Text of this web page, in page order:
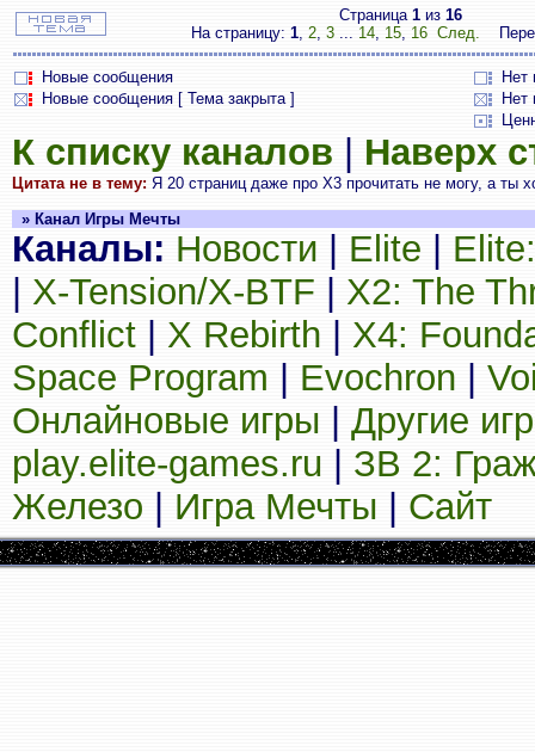
Страница 1из 16
На страницу: 1, 2, 3 ... 14, 15, 16 След.
Новые сообщения
Нет
Новые сообщения [ Тема закрыта ]
Нет
К списку каналов Наверх
Цитата не в тему: Я 20 страниц даже про Х3 прочитать не могу, а
» Канал Игры Мечты
Каналы: Новости Elite
X-Tension/X-BTF
X2: The
Conflict
X Rebirth
X4:
Space Program
Evochron
Онлайновые игры
Другие
play.elite-games.ru
ЗВ 2:
Железо
Игра Мечты Сайт